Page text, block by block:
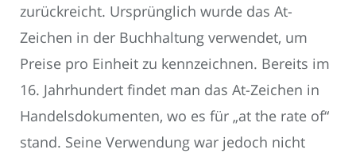
zurückreicht. Ursprünglich wurde das At-
Zeichen in der Buchhaltung verwendet, um
Preise pro Einheit zu kennzeichnen. Bereits im
16. Jahrhundert findet man das At-Zeichen in
Handelsdokumenten, wo es für „at the rate of“
stand. Seine Verwendung war jedoch nicht